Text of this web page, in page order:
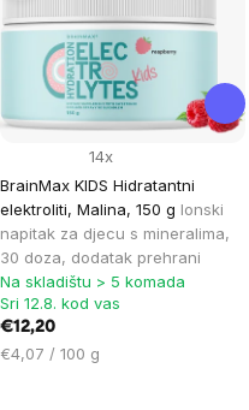
of
products
BrainMax KIDS Hidratantni
elektroliti, Malina, 150 g Ionski
napitak za djecu s mineralima,
30 doza, dodatak prehrani
14x
Na skladištu > 5 komada
Sri 12.8. kod vas
€12,20
Cijena
€4,07 / 100 g